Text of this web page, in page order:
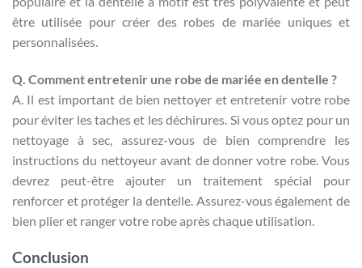
être utilisée pour créer des robes de mariée uniques et
personnalisées.
Q. Comment entretenir une robe de mariée en dentelle ?
A. Il est important de bien nettoyer et entretenir votre robe
pour éviter les taches et les déchirures. Si vous optez pour un
nettoyage à sec, assurez-vous de bien comprendre les
instructions du nettoyeur avant de donner votre robe. Vous
devrez peut-être ajouter un traitement spécial pour
renforcer et protéger la dentelle. Assurez-vous également de
bien plier et ranger votre robe après chaque utilisation.
Conclusion